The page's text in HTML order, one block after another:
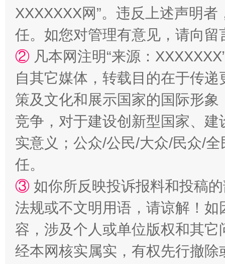
国家大学科技园优化重塑工作
扯下公款旅游的“隐身衣” 如何以
XXXXXXX网”。违反上述声明
任。如您对管理有意见，请向
② 凡本网注明“来源：
自其它媒体，转载目的在于传
策及文化和展示国家的国际形
竞争，对于建设创新型国家、
实意义；公众/公民/大众/民众/
任。
③ 如你所反映投诉报料和投稿
法规或不文明用语，请谅解！
容，涉及个人或单位版权和其它
经本网核实属实，有权先行撤